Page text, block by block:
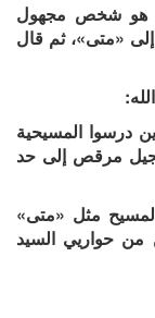
هو شخص مجهول
إلى «متى»، ثم قال
درسوا المسيحية
مرقص إلى حد
مثل «متى»
حواريي السيد